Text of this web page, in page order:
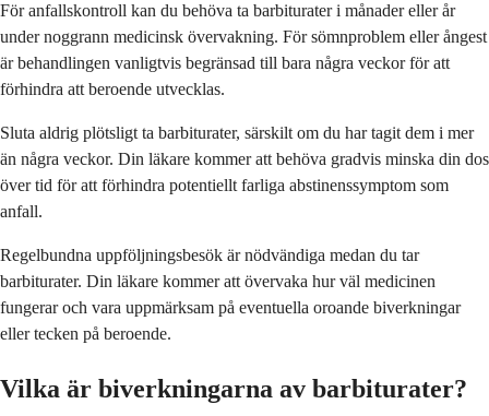
För anfallskontroll kan du behöva ta barbiturater i månader eller år
under noggrann medicinsk övervakning. För sömnproblem eller ångest
är behandlingen vanligtvis begränsad till bara några veckor för att
förhindra att beroende utvecklas.
Sluta aldrig plötsligt ta barbiturater, särskilt om du har tagit dem i mer
än några veckor. Din läkare kommer att behöva gradvis minska din dos
över tid för att förhindra potentiellt farliga abstinenssymptom som
anfall.
Regelbundna uppföljningsbesök är nödvändiga medan du tar
barbiturater. Din läkare kommer att övervaka hur väl medicinen
fungerar och vara uppmärksam på eventuella oroande biverkningar
eller tecken på beroende.
Vilka är biverkningarna av barbiturater?